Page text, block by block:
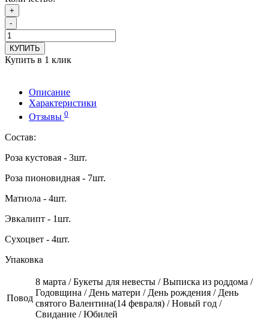
+
-
КУПИТЬ
Купить в 1 клик
Описание
Характеристики
Отзывы 0
Состав:
Роза кустовая - 3шт.
Роза пионовидная - 7шт.
Матиола - 4шт.
Эвкалипт - 1шт.
Сухоцвет - 4шт.
Упаковка
Повод
8 марта / Букеты для невесты / Выписка из роддома /
Годовщина / День матери / День рождения / День
святого Валентина(14 февраля) / Новый год /
Свидание / Юбилей